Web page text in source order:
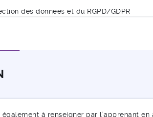
des données et du RGPD/GDPR
à renseigner par l’apprenant